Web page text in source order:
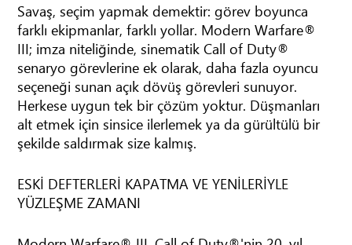
Savaş, seçim yapmak demektir: görev boyunca
farklı ekipmanlar, farklı yollar. Modern Warfare®
III; imza niteliğinde, sinematik Call of Duty®
senaryo görevlerine ek olarak, daha fazla oyuncu
seçeneği sunan açık dövüş görevleri sunuyor.
Herkese uygun tek bir çözüm yoktur. Düşmanları
alt etmek için sinsice ilerlemek ya da gürültülü bir
şekilde saldırmak size kalmış.
ESKİ DEFTERLERİ KAPATMA VE YENİLERİYLE
YÜZLEŞME ZAMANI